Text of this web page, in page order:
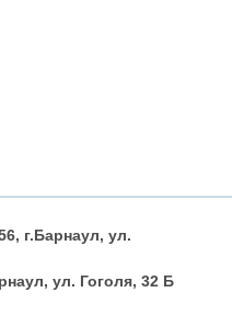
г.Барнаул, ул.
ул. Гоголя, 32 Б